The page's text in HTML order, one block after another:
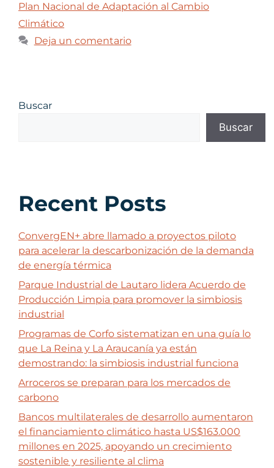
Plan Nacional de Adaptación al Cambio
Climático
Deja un comentario
Buscar
Buscar
Recent Posts
ConvergEN+ abre llamado a proyectos piloto
para acelerar la descarbonización de la demanda
de energía térmica
Parque Industrial de Lautaro lidera Acuerdo de
Producción Limpia para promover la simbiosis
industrial
Programas de Corfo sistematizan en una guía lo
que La Reina y La Araucanía ya están
demostrando: la simbiosis industrial funciona
Arroceros se preparan para los mercados de
carbono
Bancos multilaterales de desarrollo aumentaron
el financiamiento climático hasta US$163.000
millones en 2025, apoyando un crecimiento
sostenible y resiliente al clima